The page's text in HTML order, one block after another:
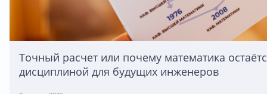
Точный расчет или почему математика
дисциплиной для будущих инженеров